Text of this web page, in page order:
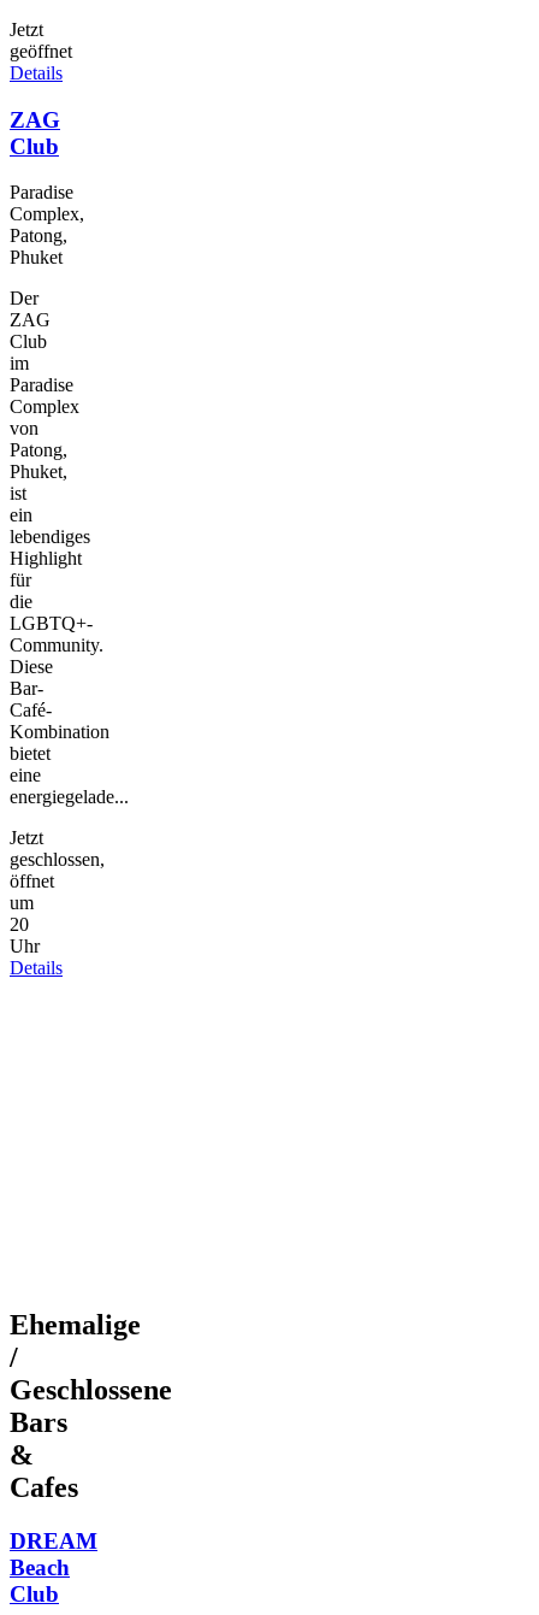
Jetzt
geöffnet
Details
ZAG
Club
Paradise
Complex,
Patong,
Phuket
Der
ZAG
Club
im
Paradise
Complex
von
Patong,
Phuket,
ist
ein
lebendiges
Highlight
für
die
LGBTQ+-
Community.
Diese
Bar-
Café-
Kombination
bietet
eine
energiegelade...
Jetzt
geschlossen,
öffnet
um
20
Uhr
Details
Ehemalige
/
Geschlossene
Bars
&
Cafes
DREAM
Beach
Club